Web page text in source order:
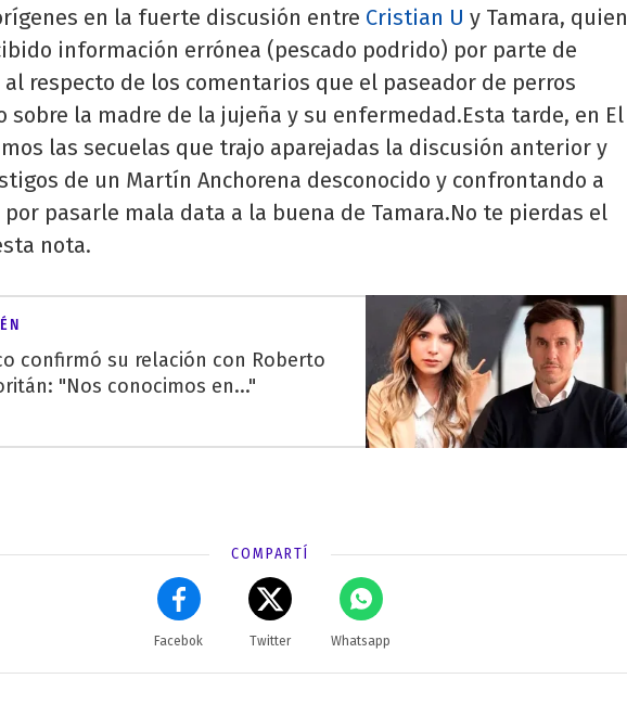
en la fuerte discusión entre Cristian U y Tamara, quien
información errónea (pescado podrido) por parte de
al respecto de los comentarios que el paseador de perros
sobre la madre de la jujeña y su enfermedad.Esta tarde, en El
las secuelas que trajo aparejadas la discusión anterior y
de un Martín Anchorena desconocido y confrontando a
por pasarle mala data a la buena de Tamara.No te pierdas el
nota.
confirmó su relación con Roberto
"Nos conocimos en..."
COMPARTÍ
Facebok Twitter Whatsapp